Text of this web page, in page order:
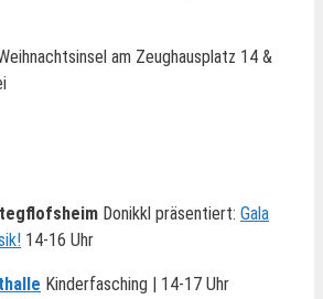
am Zeughausplatz 14 &
Donikkl präsentiert: Gala
14-16 Uhr
Kinderfasching | 14-17 Uhr